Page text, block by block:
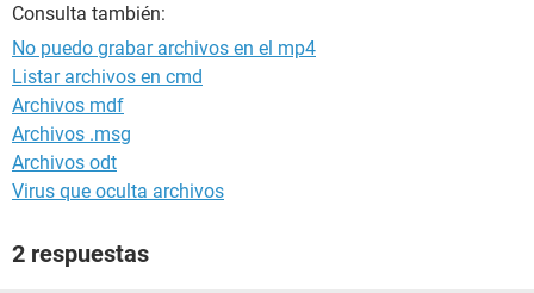
Consulta también:
No puedo grabar archivos en el mp4
Listar archivos en cmd
Archivos mdf
Archivos .msg
Archivos odt
Virus que oculta archivos
2 respuestas